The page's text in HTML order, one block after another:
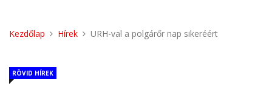
Kezdőlap Hírek URH-val a polgárőr nap sikeréért
RÖVID HÍREK